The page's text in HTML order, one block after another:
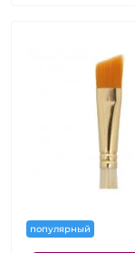
популярный